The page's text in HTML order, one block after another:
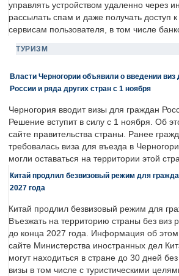
управлять устройством удаленно через
рассылать спам и даже получать доступ
сервисам пользователя, в том числе
ТУРИЗМ
Власти Черногории объявили о введении виз
России и ряда других стран с 1 ноября
Черногория вводит визы для граждан
Решение вступит в силу с 1 ноября. Об
сайте правительства страны. Ранее
требовалась виза для въезда в
могли оставаться на территории этой
Китай продлил безвизовый режим для
2027 года
Китай продлил безвизовый режим для
Въезжать на территорию страны без виз
до конца 2027 года. Информация об этом
сайте Министерства иностранных дел
могут находиться в стране до 30 дней
визы в том числе с туристическими